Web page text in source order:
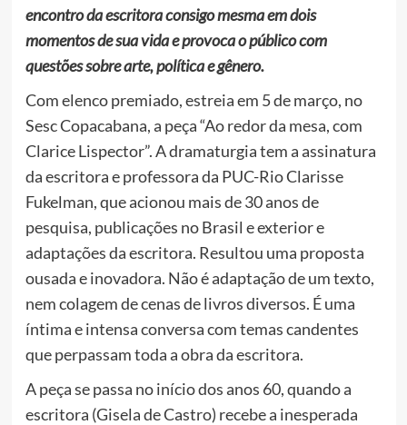
encontro da escritora consigo mesma em dois
momentos de sua vida e provoca o público com
questões sobre arte, política e gênero.
Com elenco premiado, estreia em 5 de março, no
Sesc Copacabana, a peça “Ao redor da mesa, com
Clarice Lispector”. A dramaturgia tem a assinatura
da escritora e professora da PUC-Rio Clarisse
Fukelman, que acionou mais de 30 anos de
pesquisa, publicações no Brasil e exterior e
adaptações da escritora. Resultou uma proposta
ousada e inovadora. Não é adaptação de um texto,
nem colagem de cenas de livros diversos. É uma
íntima e intensa conversa com temas candentes
que perpassam toda a obra da escritora.
A peça se passa no início dos anos 60, quando a
escritora (Gisela de Castro) recebe a inesperada